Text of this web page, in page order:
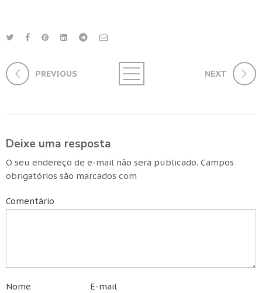
PREVIOUS NEXT
Deixe uma resposta
O seu endereço de e-mail não será publicado. Campos
obrigatórios são marcados com
Comentário
Nome E-mail